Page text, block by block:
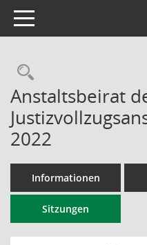
Toggle navigation
Anstaltsbeirat
2022
Informationen
Sitzungen